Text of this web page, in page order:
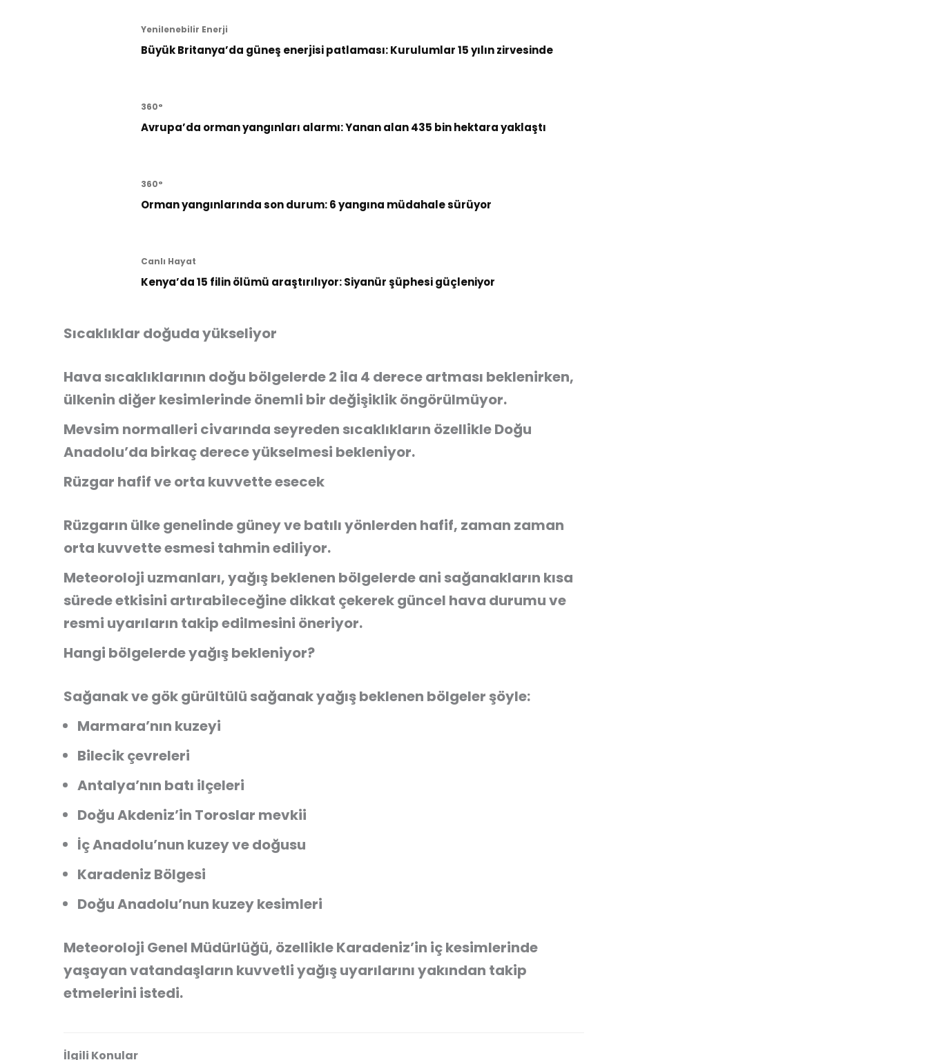
Yenilenebilir Enerji
Büyük Britanya’da güneş enerjisi patlaması: Kurulumlar 15 yılın zirvesinde
360°
Avrupa’da orman yangınları alarmı: Yanan alan 435 bin hektara yaklaştı
360°
Orman yangınlarında son durum: 6 yangına müdahale sürüyor
Canlı Hayat
Kenya’da 15 filin ölümü araştırılıyor: Siyanür şüphesi güçleniyor
Sıcaklıklar doğuda yükseliyor
Hava sıcaklıklarının doğu bölgelerde 2 ila 4 derece artması beklenirken,
ülkenin diğer kesimlerinde önemli bir değişiklik öngörülmüyor.
Mevsim normalleri civarında seyreden sıcaklıkların özellikle Doğu
Anadolu’da birkaç derece yükselmesi bekleniyor.
Rüzgar hafif ve orta kuvvette esecek
Rüzgarın ülke genelinde güney ve batılı yönlerden hafif, zaman zaman
orta kuvvette esmesi tahmin ediliyor.
Meteoroloji uzmanları, yağış beklenen bölgelerde ani sağanakların kısa
sürede etkisini artırabileceğine dikkat çekerek güncel hava durumu ve
resmi uyarıların takip edilmesini öneriyor.
Hangi bölgelerde yağış bekleniyor?
Sağanak ve gök gürültülü sağanak yağış beklenen bölgeler şöyle:
Marmara’nın kuzeyi
Bilecik çevreleri
Antalya’nın batı ilçeleri
Doğu Akdeniz’in Toroslar mevkii
İç Anadolu’nun kuzey ve doğusu
Karadeniz Bölgesi
Doğu Anadolu’nun kuzey kesimleri
Meteoroloji Genel Müdürlüğü, özellikle Karadeniz’in iç kesimlerinde
yaşayan vatandaşların kuvvetli yağış uyarılarını yakından takip
etmelerini istedi.
İlgili Konular